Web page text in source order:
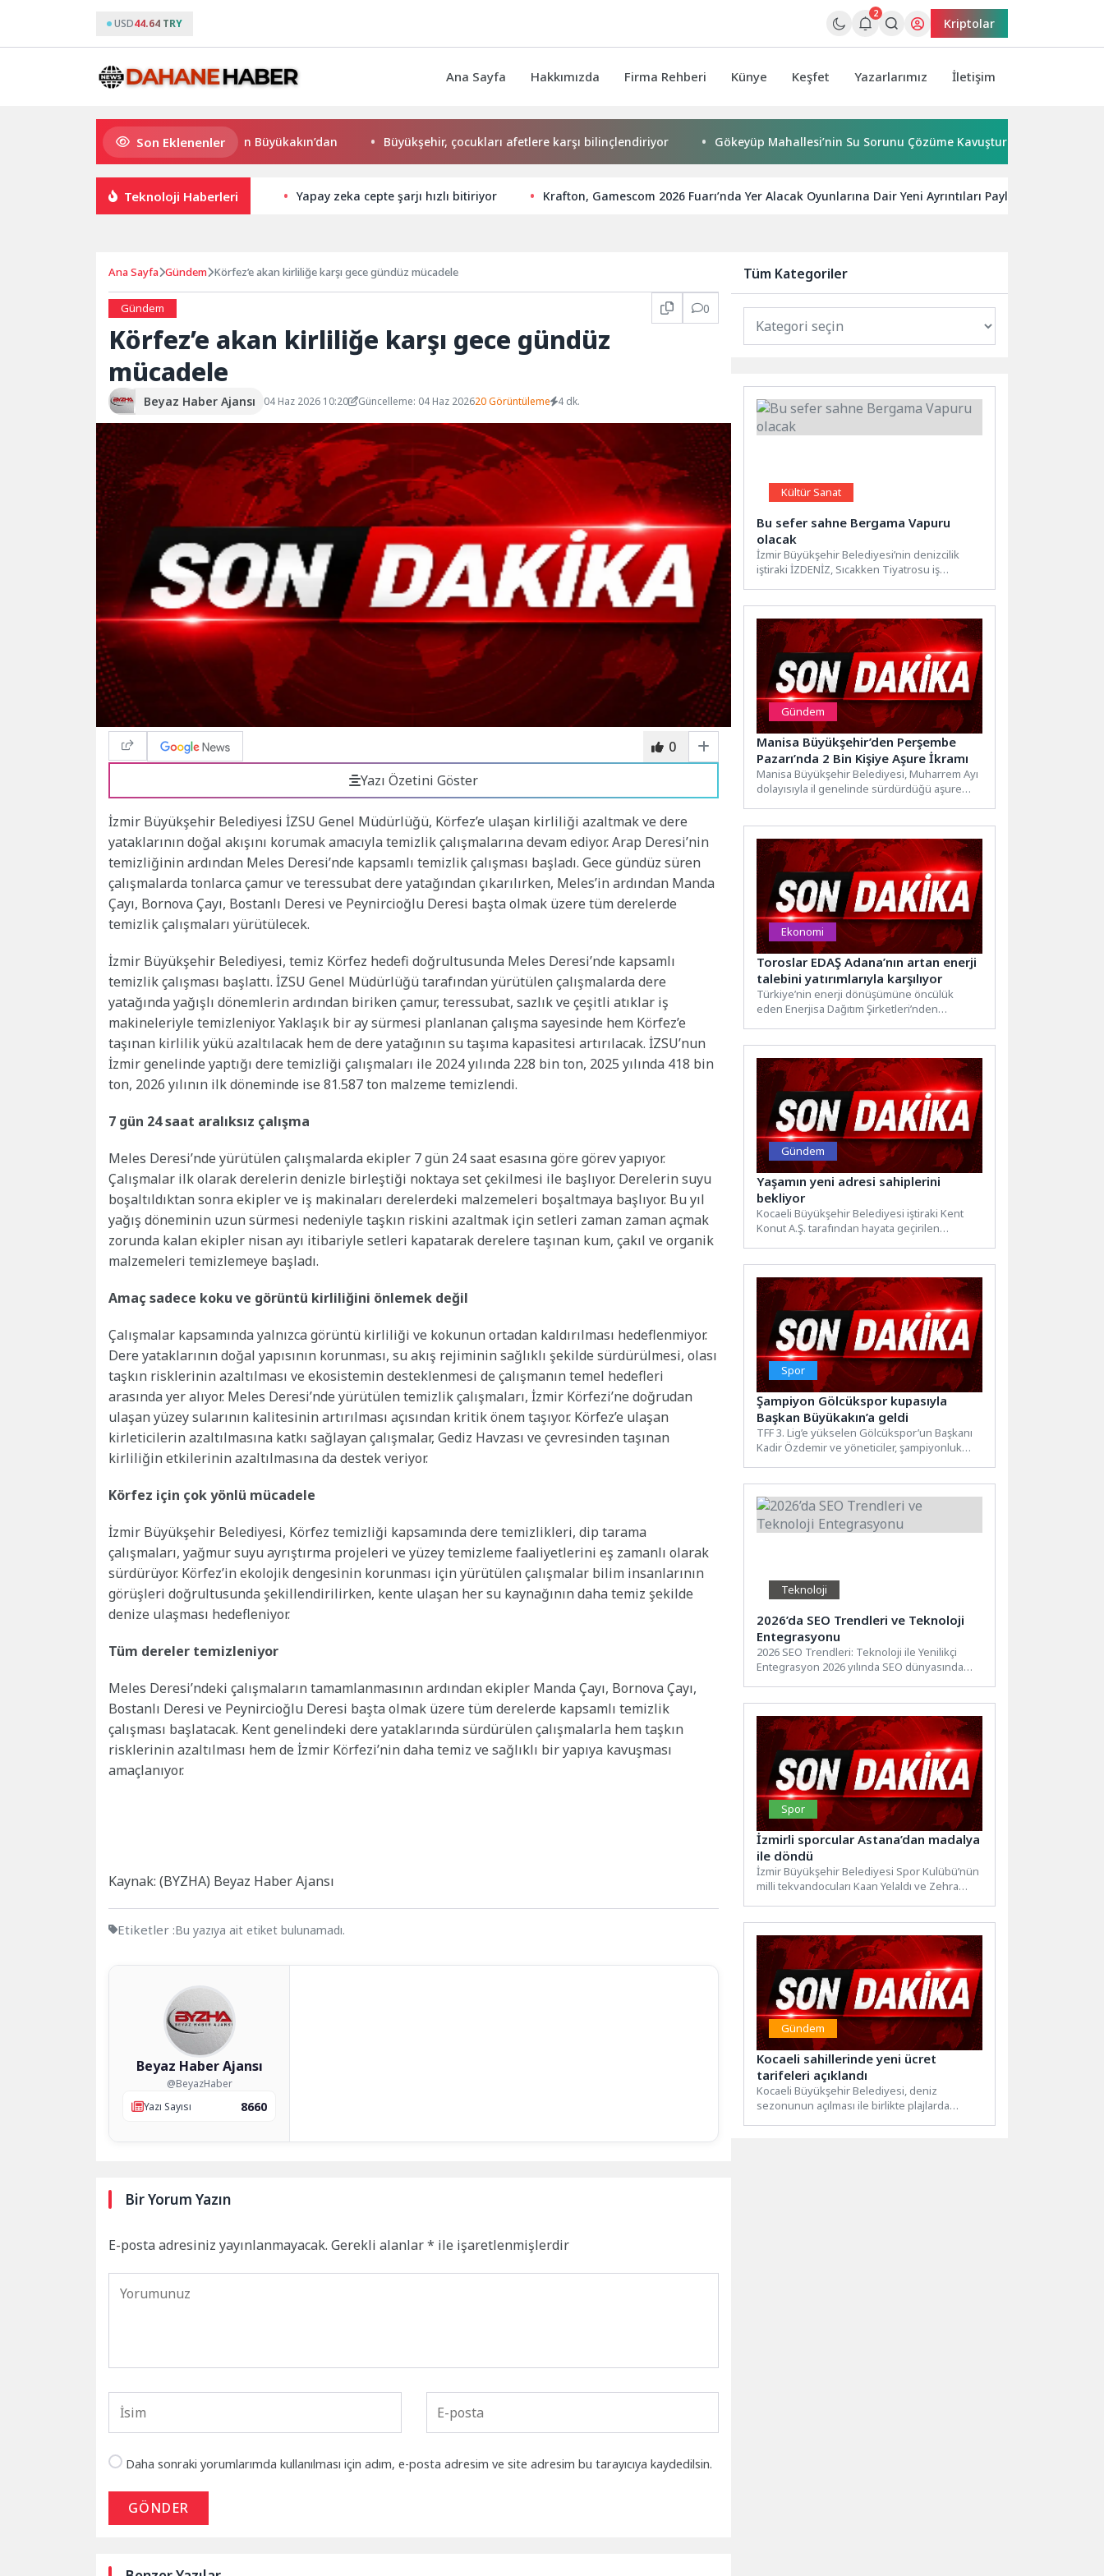
USD44.64 TRY
2
Kriptolar
Ana Sayfa Hakkımızda Firma Rehberi Künye Keşfet Yazarlarımız İletişim
Son Eklenenler
Süper Enduro’da start Başkan Büyükakın’dan Büyükşehir, çocukları afetlere karşı bilinçlendiriyor Gökeyüp Mahallesi’nin Su Sorunu Çözüme Kavuşturuldu
Teknoloji Haberleri Yapay zeka cepte şarjı hızlı bitiriyor Krafton, Gamescom 2026 Fuarı’nda Yer Alacak Oyunlarına Dair Yeni Ayrıntıları Paylaştı
Ana Sayfa Gündem Körfez’e akan kirliliğe karşı gece gündüz mücadele
Gündem 0
Körfez’e akan kirliliğe karşı gece gündüz
mücadele
Beyaz Haber Ajansı 04 Haz 2026 10:20 Güncelleme: 04 Haz 202620 Görüntüleme 4 dk.
0
Yazı Özetini Göster
İzmir Büyükşehir Belediyesi İZSU Genel Müdürlüğü, Körfez’e ulaşan kirliliği azaltmak ve dere
yataklarının doğal akışını korumak amacıyla temizlik çalışmalarına devam ediyor. Arap Deresi’nin
temizliğinin ardından Meles Deresi’nde kapsamlı temizlik çalışması başladı. Gece gündüz süren
çalışmalarda tonlarca çamur ve teressubat dere yatağından çıkarılırken, Meles’in ardından Manda
Çayı, Bornova Çayı, Bostanlı Deresi ve Peynircioğlu Deresi başta olmak üzere tüm derelerde
temizlik çalışmaları yürütülecek.
İzmir Büyükşehir Belediyesi, temiz Körfez hedefi doğrultusunda Meles Deresi’nde kapsamlı
temizlik çalışması başlattı. İZSU Genel Müdürlüğü tarafından yürütülen çalışmalarda dere
yatağında yağışlı dönemlerin ardından biriken çamur, teressubat, sazlık ve çeşitli atıklar iş
makineleriyle temizleniyor. Yaklaşık bir ay sürmesi planlanan çalışma sayesinde hem Körfez’e
taşınan kirlilik yükü azaltılacak hem de dere yatağının su taşıma kapasitesi artırılacak. İZSU’nun
İzmir genelinde yaptığı dere temizliği çalışmaları ile 2024 yılında 228 bin ton, 2025 yılında 418 bin
ton, 2026 yılının ilk döneminde ise 81.587 ton malzeme temizlendi.
7 gün 24 saat aralıksız çalışma
Meles Deresi’nde yürütülen çalışmalarda ekipler 7 gün 24 saat esasına göre görev yapıyor.
Çalışmalar ilk olarak derelerin denizle birleştiği noktaya set çekilmesi ile başlıyor. Derelerin suyu
boşaltıldıktan sonra ekipler ve iş makinaları derelerdeki malzemeleri boşaltmaya başlıyor. Bu yıl
yağış döneminin uzun sürmesi nedeniyle taşkın riskini azaltmak için setleri zaman zaman açmak
zorunda kalan ekipler nisan ayı itibariyle setleri kapatarak derelere taşınan kum, çakıl ve organik
malzemeleri temizlemeye başladı.
Amaç sadece koku ve görüntü kirliliğini önlemek değil
Çalışmalar kapsamında yalnızca görüntü kirliliği ve kokunun ortadan kaldırılması hedeflenmiyor.
Dere yataklarının doğal yapısının korunması, su akış rejiminin sağlıklı şekilde sürdürülmesi, olası
taşkın risklerinin azaltılması ve ekosistemin desteklenmesi de çalışmanın temel hedefleri
arasında yer alıyor. Meles Deresi’nde yürütülen temizlik çalışmaları, İzmir Körfezi’ne doğrudan
ulaşan yüzey sularının kalitesinin artırılması açısından kritik önem taşıyor. Körfez’e ulaşan
kirleticilerin azaltılmasına katkı sağlayan çalışmalar, Gediz Havzası ve çevresinden taşınan
kirliliğin etkilerinin azaltılmasına da destek veriyor.
Körfez için çok yönlü mücadele
İzmir Büyükşehir Belediyesi, Körfez temizliği kapsamında dere temizlikleri, dip tarama
çalışmaları, yağmur suyu ayrıştırma projeleri ve yüzey temizleme faaliyetlerini eş zamanlı olarak
sürdürüyor. Körfez’in ekolojik dengesinin korunması için yürütülen çalışmalar bilim insanlarının
görüşleri doğrultusunda şekillendirilirken, kente ulaşan her su kaynağının daha temiz şekilde
denize ulaşması hedefleniyor.
Tüm dereler temizleniyor
Meles Deresi’ndeki çalışmaların tamamlanmasının ardından ekipler Manda Çayı, Bornova Çayı,
Bostanlı Deresi ve Peynircioğlu Deresi başta olmak üzere tüm derelerde kapsamlı temizlik
çalışması başlatacak. Kent genelindeki dere yataklarında sürdürülen çalışmalarla hem taşkın
risklerinin azaltılması hem de İzmir Körfezi’nin daha temiz ve sağlıklı bir yapıya kavuşması
amaçlanıyor.
Kaynak: (BYZHA) Beyaz Haber Ajansı
Etiketler :Bu yazıya ait etiket bulunamadı.
Beyaz Haber Ajansı
@BeyazHaber
Yazı Sayısı
8660
Bir Yorum Yazın
E-posta adresiniz yayınlanmayacak. Gerekli alanlar* ile işaretlenmişlerdir
Daha sonraki yorumlarımda kullanılması için adım, e-posta adresim ve site adresim bu tarayıcıya kaydedilsin.
GÖNDER
Tüm Kategoriler
Kültür Sanat
Bu sefer sahne Bergama Vapuru
olacak
İzmir Büyükşehir Belediyesi’nin denizcilik
iştiraki İZDENİZ, Sıcakken Tiyatrosu iş
Gündem
Manisa Büyükşehir’den Perşembe
Pazarı’nda 2 Bin Kişiye Aşure İkramı
Manisa Büyükşehir Belediyesi, Muharrem Ayı
dolayısıyla il genelinde sürdürdüğü aşure
Ekonomi
Toroslar EDAŞ Adana’nın artan enerji
talebini yatırımlarıyla karşılıyor
Türkiye’nin enerji dönüşümüne öncülük
eden Enerjisa Dağıtım Şirketleri’nden
Gündem
Yaşamın yeni adresi sahiplerini
bekliyor
Kocaeli Büyükşehir Belediyesi iştiraki Kent
Konut A.Ş. tarafından hayata geçirilen
Spor
Şampiyon Gölcükspor kupasıyla
Başkan Büyükakın’a geldi
TFF 3. Lig’e yükselen Gölcükspor’un Başkanı
Kadir Özdemir ve yöneticiler, şampiyonluk
Teknoloji
2026’da SEO Trendleri ve Teknoloji
Entegrasyonu
2026 SEO Trendleri: Teknoloji ile Yenilikçi
Entegrasyon 2026 yılında SEO dünyasında
Spor
İzmirli sporcular Astana’dan madalya
ile döndü
İzmir Büyükşehir Belediyesi Spor Kulübü’nün
milli tekvandocuları Kaan Yelaldı ve Zehra
Gündem
Kocaeli sahillerinde yeni ücret
tarifeleri açıklandı
Kocaeli Büyükşehir Belediyesi, deniz
sezonunun açılması ile birlikte plajlarda